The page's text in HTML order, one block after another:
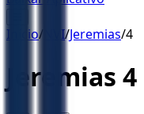
Início/ NVI/Jeremias/4
Jeremias 4